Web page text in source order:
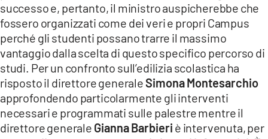
successo e, pertanto, il ministro auspicherebbe che
fossero organizzati come dei veri e propri Campus
perché gli studenti possano trarre il massimo
vantaggio dalla scelta di questo specifico percorso di
studi. Per un confronto sull’edilizia scolastica ha
risposto il direttore generaleSimona Montesarchio
approfondendo particolarmente gli interventi
necessari e programmati sulle palestre mentre il
direttore generale Gianna Barbieri è intervenuta, per